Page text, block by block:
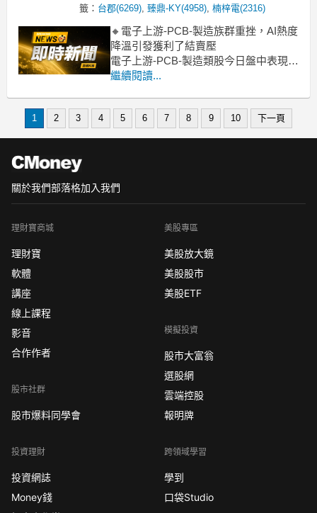
籤： 台郡(6269),臻鼎-KY(4958),楠梓電(2316)
🔸電子上游-PCB-製造族群重挫，AI熱度
降溫引發獲利了結賣壓
電子上游-PCB-製造類股今日盤中表現疲
弱，整體族群急跌近6%，主要受AI伺服
穎投控、健鼎、台郡及臻鼎-KY等權值股
繼續閱讀...
1 2 3 4 5 6 7 8 9 10 下一頁
關於我們部落格加入我們
理財寶商城
理財寶
軟體
講座
線上課程
影音
合作作者
股市社群
股市爆料同學會
投資理財
投資網誌
Money錢
美股專區
美股放大鏡
美股股市
美股ETF
模擬投資
股市大富翁
選股網
雲端控股
報明牌
跨領域學習
學到
口袋Studio